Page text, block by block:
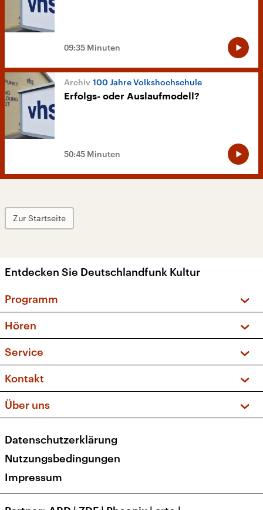
09:35 Minuten
100 Jahre Volkshochschule
Erfolgs- oder Auslaufmodell?
50:45 Minuten
Zur Startseite
Entdecken Sie Deutschlandfunk Kultur
Programm
Sendungen und Podcasts
Musikliste
Kakadu – Das Kinderprogramm
Hören
Frequenzen (UKW + DAB+)
Service
FAQ
Apps
Newsletter
Veranstaltungen
Kontakt
Social Media
Über uns
Presse
Karriere
Transparenz
Datenschutzerklärung
Nutzungsbedingungen
Impressum